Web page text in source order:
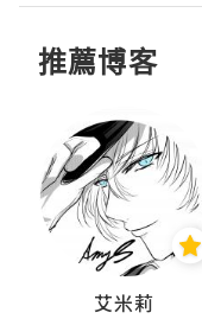
推薦博客
艾米莉